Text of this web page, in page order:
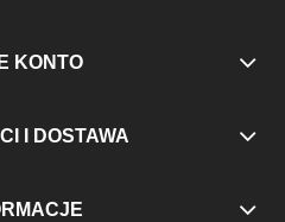
KONTO
I DOSTAWA